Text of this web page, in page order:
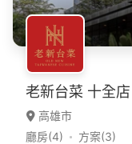
老新台菜 十全店
高雄市
廳房(4)
方案(3)